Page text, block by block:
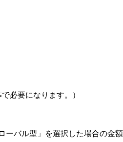
必要になります。）
ーバル型」を選択した場合の金